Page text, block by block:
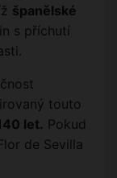
španělské
s příchutí
touto
let. Pokud
de Sevilla